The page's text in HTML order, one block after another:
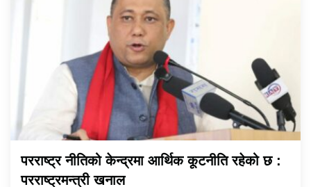
परराष्ट्र नीतिको केन्द्रमा आर्थिक कूटनीति रहेको छ :
परराष्ट्रमन्त्री खनाल